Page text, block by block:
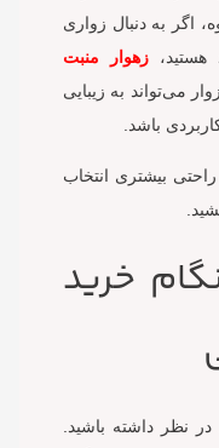
اگر به دنبال زواری
هستید،زهوار منبت
می‌تواند به زیبایی
باشد.
راحتی بیشتری انتخاب
خرید
در نظر داشته باشید.